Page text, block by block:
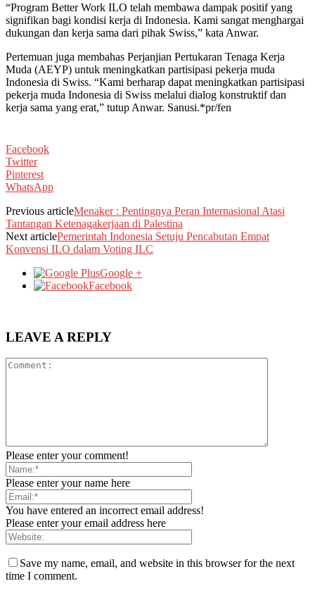
“Program Better Work ILO telah membawa dampak positif yang
signifikan bagi kondisi kerja di Indonesia. Kami sangat menghargai
dukungan dan kerja sama dari pihak Swiss,” kata Anwar.
Pertemuan juga membahas Perjanjian Pertukaran Tenaga Kerja
Muda (AEYP) untuk meningkatkan partisipasi pekerja muda
Indonesia di Swiss. “Kami berharap dapat meningkatkan partisipasi
pekerja muda Indonesia di Swiss melalui dialog konstruktif dan
kerja sama yang erat,” tutup Anwar. Sanusi.*pr/fen
Facebook
Twitter
Pinterest
WhatsApp
Previous articleMenaker : Pentingnya Peran Internasional Atasi
Tantangan Ketenagakerjaan di Palestina
Next articlePemerintah Indonesia Setuju Pencabutan Empat
Konvensi ILO dalam Voting ILC
Google +
Facebook
LEAVE A REPLY
Please enter your comment!
Please enter your name here
You have entered an incorrect email address!
Please enter your email address here
Save my name, email, and website in this browser for the next
time I comment.